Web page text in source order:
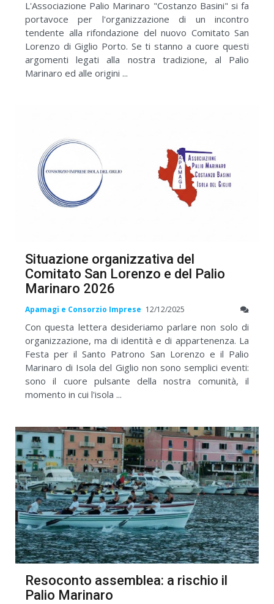
L'Associazione Palio Marinaro "Costanzo Basini" si fa
portavoce per l'organizzazione di un incontro
tendente alla rifondazione del nuovo Comitato San
Lorenzo di Giglio Porto. Se ti stanno a cuore questi
argomenti legati alla nostra tradizione, al Palio
Marinaro ed alle origini ...
Situazione organizzativa del
Comitato San Lorenzo e del Palio
Marinaro 2026
Apamagi e Consorzio Imprese 12/12/2025
Con questa lettera desideriamo parlare non solo di
organizzazione, ma di identità e di appartenenza. La
Festa per il Santo Patrono San Lorenzo e il Palio
Marinaro di Isola del Giglio non sono semplici eventi:
sono il cuore pulsante della nostra comunità, il
momento in cui l'isola ...
Resoconto assemblea: a rischio il
Palio Marinaro